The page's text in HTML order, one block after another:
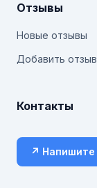
Отзывы
Новые отзывы
Добавить отзыв
Контакты
↗ Напишите